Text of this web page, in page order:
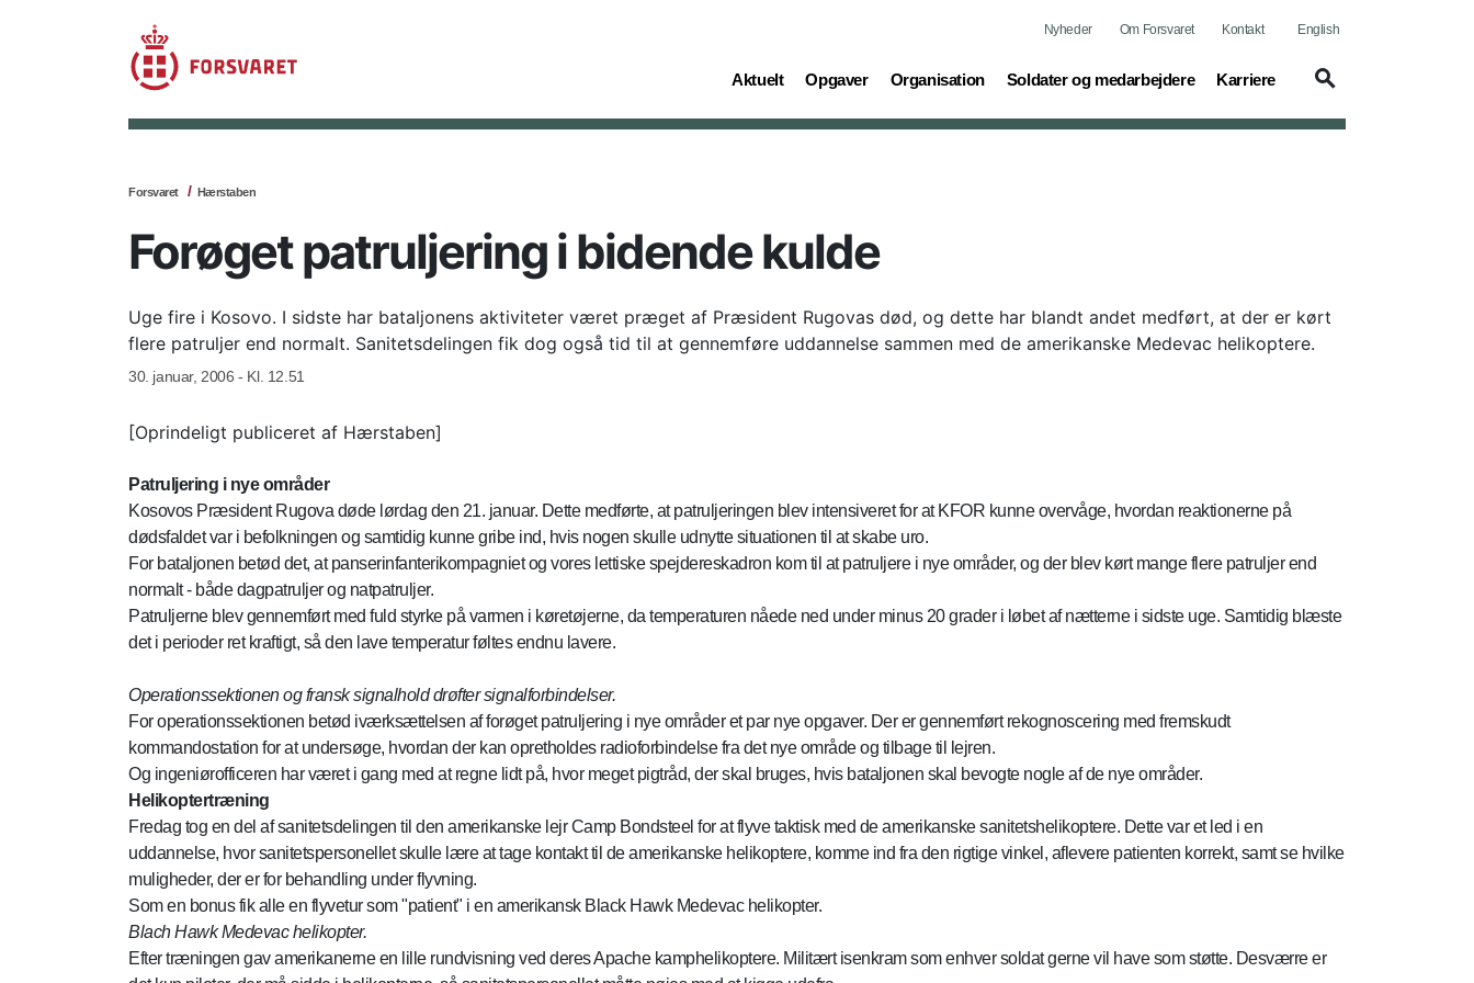
Nyheder Om Forsvaret Kontakt English
Aktuelt
(current) Opgaver
(current) Organisation
(current) Soldater og medarbejdere
(current) Karriere
(current)
Forsvaret Hærstaben
Forøget patruljering i bidende kulde
Uge fire i Kosovo. I sidste har bataljonens aktiviteter været præget af Præsident Rugovas død, og dette har blandt andet medført, at der er kørt
flere patruljer end normalt. Sanitetsdelingen fik dog også tid til at gennemføre uddannelse sammen med de amerikanske Medevac helikoptere.
30. januar, 2006 - Kl. 12.51
[Oprindeligt publiceret af Hærstaben]
Patruljering i nye områder
Kosovos Præsident Rugova døde lørdag den 21. januar. Dette medførte, at patruljeringen blev intensiveret for at KFOR kunne overvåge, hvordan reaktionerne på
dødsfaldet var i befolkningen og samtidig kunne gribe ind, hvis nogen skulle udnytte situationen til at skabe uro.
For bataljonen betød det, at panserinfanterikompagniet og vores lettiske spejdereskadron kom til at patruljere i nye områder, og der blev kørt mange flere patruljer end
normalt - både dagpatruljer og natpatruljer.
Patruljerne blev gennemført med fuld styrke på varmen i køretøjerne, da temperaturen nåede ned under minus 20 grader i løbet af nætterne i sidste uge. Samtidig blæste
det i perioder ret kraftigt, så den lave temperatur føltes endnu lavere.
Operationssektionen og fransk signalhold drøfter signalforbindelser.
For operationssektionen betød iværksættelsen af forøget patruljering i nye områder et par nye opgaver. Der er gennemført rekognoscering med fremskudt
kommandostation for at undersøge, hvordan der kan opretholdes radioforbindelse fra det nye område og tilbage til lejren.
Og ingeniørofficeren har været i gang med at regne lidt på, hvor meget pigtråd, der skal bruges, hvis bataljonen skal bevogte nogle af de nye områder.
Helikoptertræning
Fredag tog en del af sanitetsdelingen til den amerikanske lejr Camp Bondsteel for at flyve taktisk med de amerikanske sanitetshelikoptere. Dette var et led i en
uddannelse, hvor sanitetspersonellet skulle lære at tage kontakt til de amerikanske helikoptere, komme ind fra den rigtige vinkel, aflevere patienten korrekt, samt se hvilke
muligheder, der er for behandling under flyvning.
Som en bonus fik alle en flyvetur som "patient" i en amerikansk Black Hawk Medevac helikopter.
Blach Hawk Medevac helikopter.
Efter træningen gav amerikanerne en lille rundvisning ved deres Apache kamphelikoptere. Militært isenkram som enhver soldat gerne vil have som støtte. Desværre er